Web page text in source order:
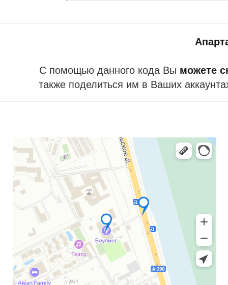
С помощью данного кода Вы можете
также поделиться им в Ваших